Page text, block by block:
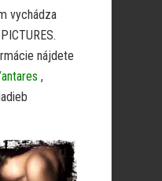
vychádza
nájdete
,